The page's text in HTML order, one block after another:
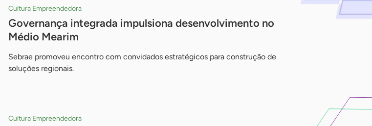
Cultura Empreendedora
Governança integrada impulsiona desenvolvimento no
Médio Mearim
Sebrae promoveu encontro com convidados estratégicos para construção de
soluções regionais.
Cultura Empreendedora